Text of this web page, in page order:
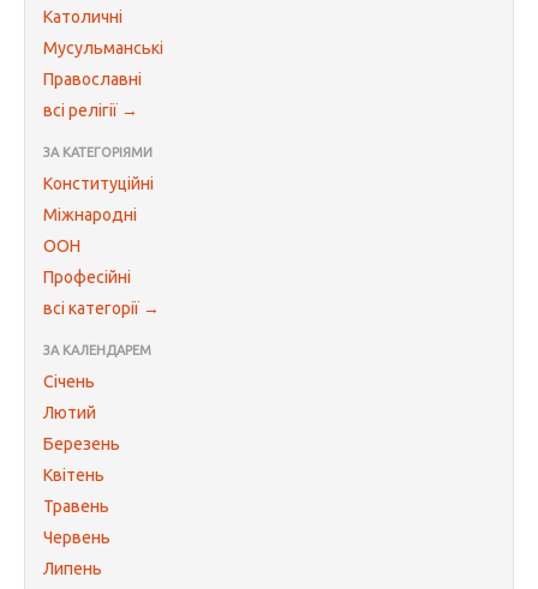
Католичні
Мусульманські
Православні
всі релігії →
ЗА КАТЕГОРІЯМИ
Конституційні
Міжнародні
ООН
Професійні
всі категорії →
ЗА КАЛЕНДАРЕМ
Січень
Лютий
Березень
Квітень
Травень
Червень
Липень